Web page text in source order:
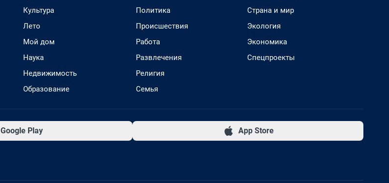
Культура
Лето
Мой дом
Наука
Недвижимость
Образование
Политика
Происшествия
Работа
Развлечения
Религия
Семья
Страна и мир
Экология
Экономика
Спецпроекты
Google Play App Store